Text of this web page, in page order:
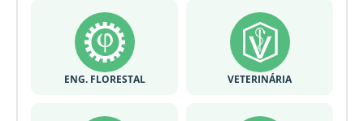
ENG. FLORESTAL VETERINÁRIA